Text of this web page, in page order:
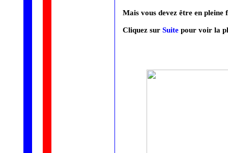
Mais vous devez être en pleine
Cliquez sur Suitepour voir la